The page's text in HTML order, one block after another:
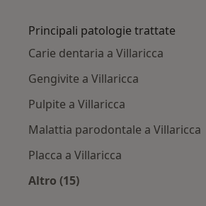
Principali patologie trattate
Carie dentaria a Villaricca
Gengivite a Villaricca
Pulpite a Villaricca
Malattia parodontale a Villaricca
Placca a Villaricca
Altro (15)